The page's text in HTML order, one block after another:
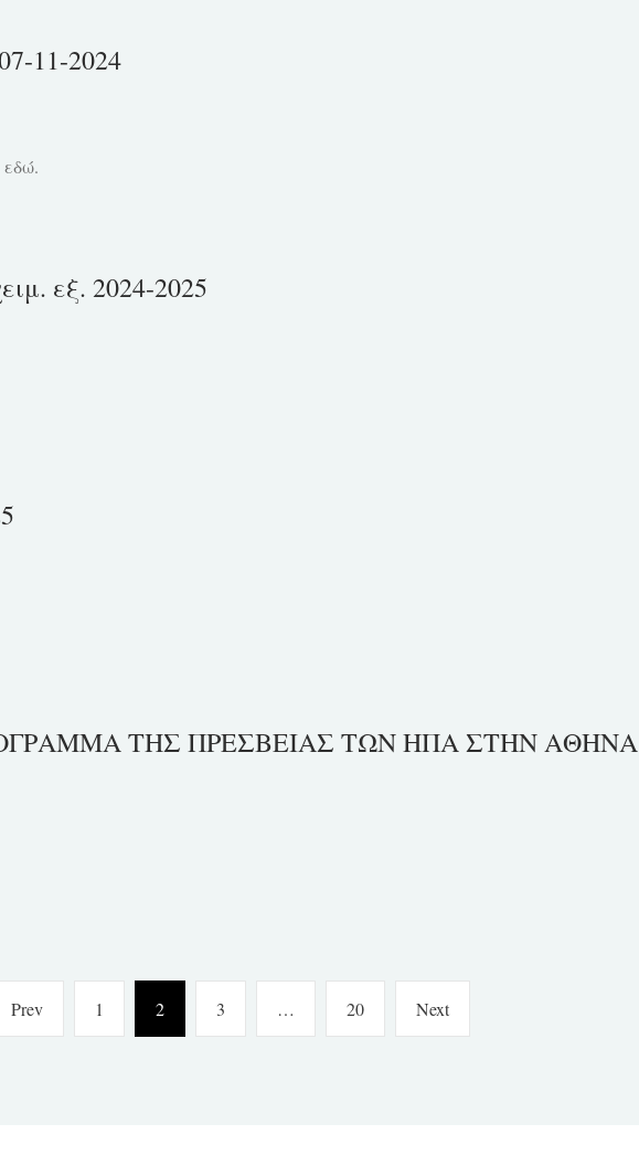
11-2024
εδώ.
εξ. 2024-2025
ΤΗΣ ΠΡΕΣΒΕΙΑΣ ΤΩΝ ΗΠΑ ΣΤΗΝ ΑΘΗΝΑ
PrevPrevious
page
Page
1 Page
2 Page
3 … Page
20 NextNext
page